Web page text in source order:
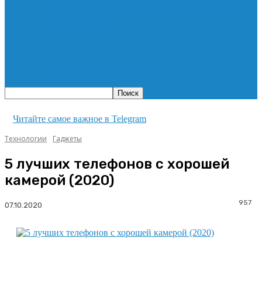
Читайте самое важное в Telegram
Технологии
Гаджеты
5 лучших телефонов с хорошей
камерой (2020)
957